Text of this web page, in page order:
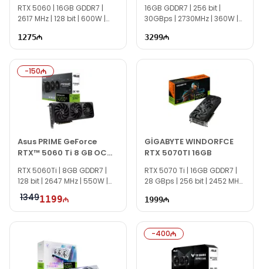
RTX 5060 | 16GB GDDR7 |
2617 MHz | 128 bit | 600W |
1275
16GB GDDR7 | 256 bit |
30GBps | 2730MHz | 360W |
3299
-150
Asus PRIME GeForce
RTX™ 5060 Ti 8 GB OC
90YV0MP0-M0NA00
RTX 5060Ti | 8GB GDDR7 |
128 bit | 2647 MHz | 550W |
TI2147
13491199
GİGABYTE WINDORFCE
RTX 5070TI 16GB
RTX 5070 Ti | 16GB GDDR7 |
28 GBps | 256 bit | 2452 MHz
1999
-400